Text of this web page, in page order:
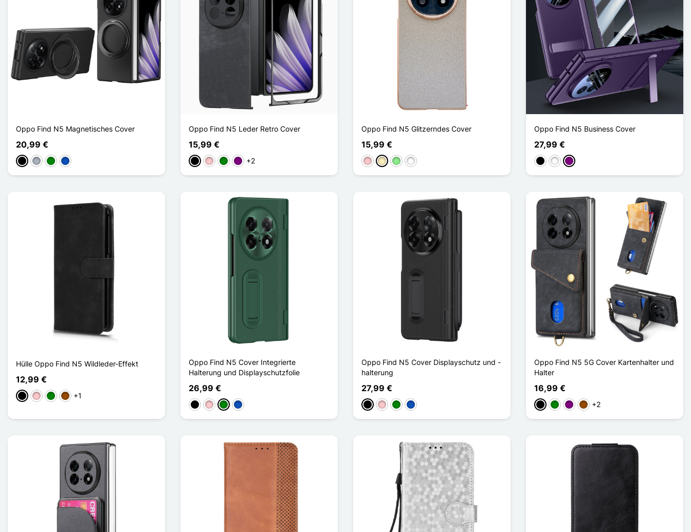
Oppo Find N5 Magnetisches Cover
20,99 €
Schwarz
GrauGrünSaphir
Oppo Find N5 Leder Retro Cover
15,99 €
Schwarz
PinkGrünViolett
+2
Oppo Find N5 Glitzerndes Cover
15,99 €
PinkGoldenHellgrünBleu Dégradé
Oppo Find N5 Business Cover
27,99 €
Schwarz
WeißViolett
Hülle Oppo Find N5 Wildleder-Effekt
12,99 €
Schwarz
PinkGrünBraun
+1
Oppo Find N5 Cover Integrierte
Halterung und Displayschutzfolie
26,99 €
Schwarz
PinkGrünSaphir
Oppo Find N5 Cover Displayschutz und -
halterung
27,99 €
Schwarz
PinkGrünSaphir
Oppo Find N5 5G Cover Kartenhalter und
Halter
16,99 €
Schwarz
GrünViolettBraun
+2